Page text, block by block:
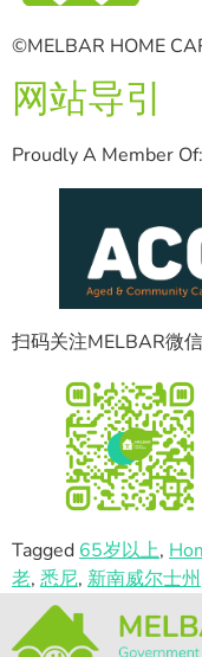
©MELBAR HOME
网站导引
Proudly A Member Of:
扫码关注MELBAR微
Tagged 65岁以上,
老, 悉尼, 新南威尔士州